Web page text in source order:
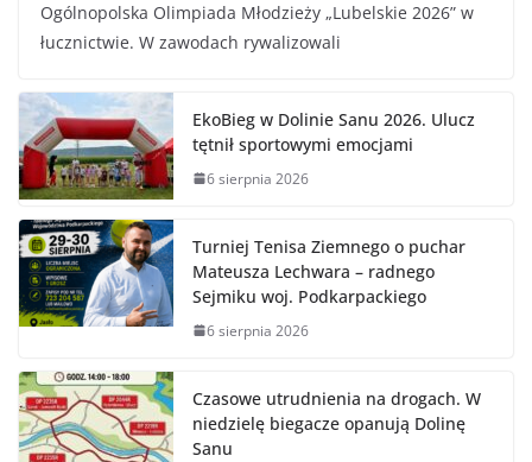
Ogólnopolska Olimpiada Młodzieży „Lubelskie 2026” w
łucznictwie. W zawodach rywalizowali
EkoBieg w Dolinie Sanu 2026. Ulucz
tętnił sportowymi emocjami
6 sierpnia 2026
Turniej Tenisa Ziemnego o puchar
Mateusza Lechwara – radnego
Sejmiku woj. Podkarpackiego
6 sierpnia 2026
Czasowe utrudnienia na drogach. W
niedzielę biegacze opanują Dolinę
Sanu